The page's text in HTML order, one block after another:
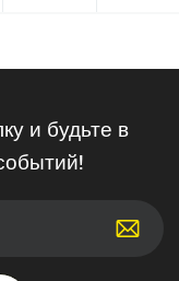
и будьте в